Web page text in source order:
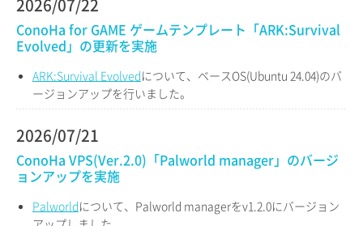
2026/07/22
ConoHa for GAME ゲームテンプレート「ARK:Survival
Evolved」の更新を実施
ARK:Survival Evolvedについて、ベースOS(Ubuntu 24.04)のバ
ージョンアップを行いました。
2026/07/21
ConoHa VPS(Ver.2.0)「Palworld manager」のバージ
ョンアップを実施
Palworldについて、Palworld managerをv1.2.0にバージョン